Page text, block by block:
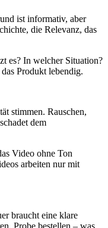
ist informativ, aber
die Relevanz, das
es? In welcher Situation?
Produkt lebendig.
stimmen. Rauschen,
dem
Video ohne Ton
arbeiten nur mit
braucht eine klare
Probe bestellen – was